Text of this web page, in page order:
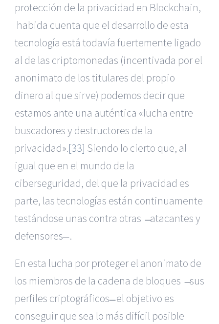
protección de la privacidad en Blockchain,
habida cuenta que el desarrollo de esta
tecnología está todavía fuertemente ligado
al de las criptomonedas (incentivada por el
anonimato de los titulares del propio
dinero al que sirve) podemos decir que
estamos ante una auténtica «lucha entre
buscadores y destructores de la
privacidad».[33] Siendo lo cierto que, al
igual que en el mundo de la
ciberseguridad, del que la privacidad es
parte, las tecnologías están continuamente
testándose unas contra otras ̶ atacantes y
defensores ̶ .
En esta lucha por proteger el anonimato de
los miembros de la cadena de bloques ̶ sus
perfiles criptográficos ̶ el objetivo es
conseguir que sea lo más difícil posible